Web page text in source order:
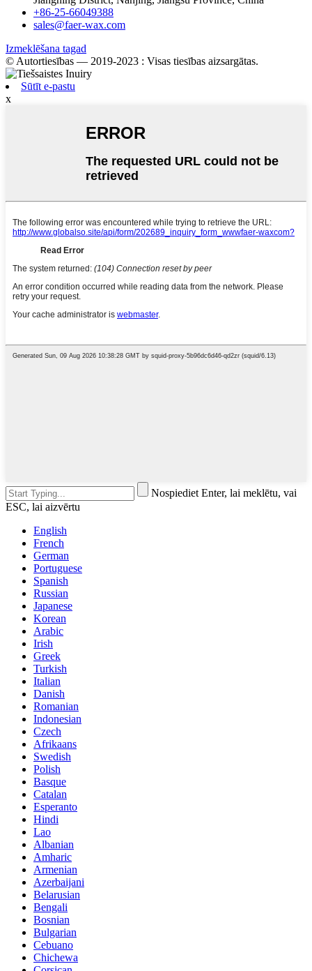
+86-25-66049388
sales@faer-wax.com
Izmeklēšana tagad
© Autortiesības — 2019-2023 : Visas tiesības aizsargātas.
Sūtīt e-pastu
x
Nospiediet Enter, lai meklētu, vai
ESC, lai aizvērtu
English
French
German
Portuguese
Spanish
Russian
Japanese
Korean
Arabic
Irish
Greek
Turkish
Italian
Danish
Romanian
Indonesian
Czech
Afrikaans
Swedish
Polish
Basque
Catalan
Esperanto
Hindi
Lao
Albanian
Amharic
Armenian
Azerbaijani
Belarusian
Bengali
Bosnian
Bulgarian
Cebuano
Chichewa